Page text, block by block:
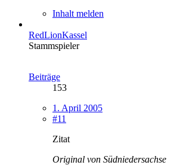
Inhalt melden
RedLionKassel
Stammspieler
Beiträge
153
1. April 2005
#11
Zitat
Original von Südniedersachse